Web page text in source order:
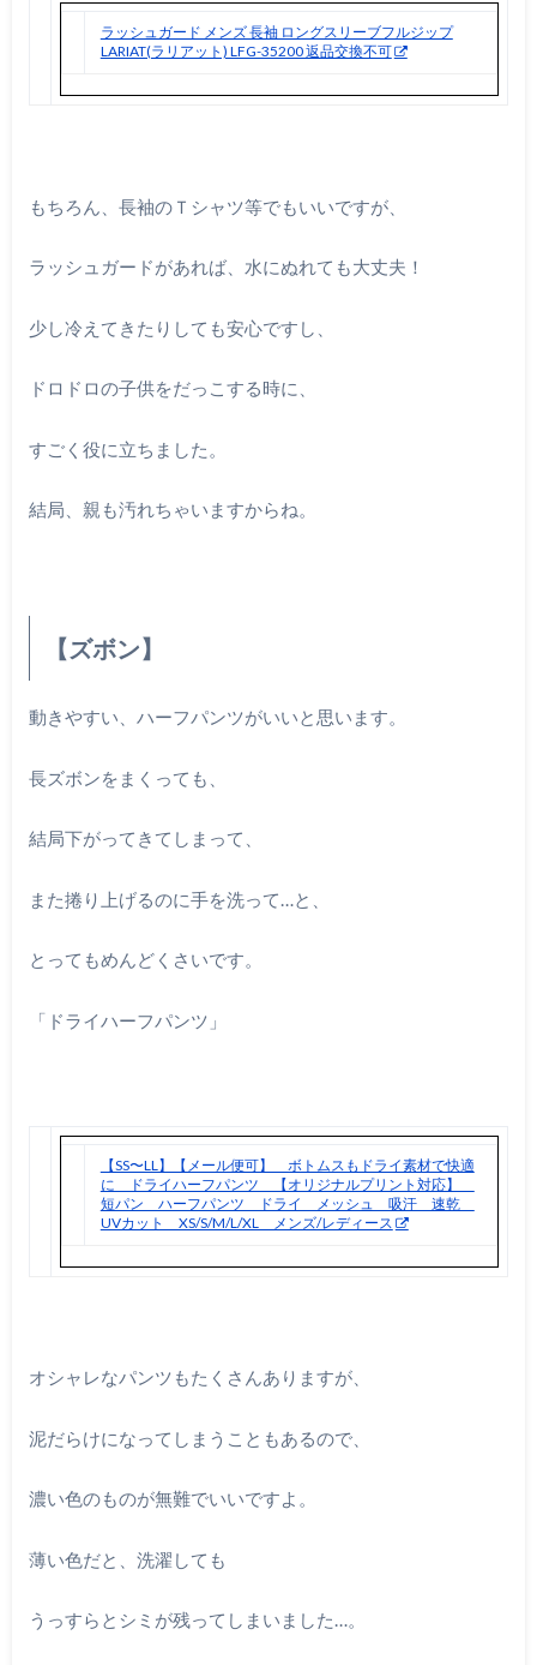
ラッシュガード メンズ 長袖 ロングスリーブフルジップ
LARIAT(ラリアット) LFG-35200 返品交換不可
もちろん、長袖のＴシャツ等でもいいですが、
ラッシュガードがあれば、水にぬれても大丈夫！
少し冷えてきたりしても安心ですし、
ドロドロの子供をだっこする時に、
すごく役に立ちました。
結局、親も汚れちゃいますからね。
【ズボン】
動きやすい、ハーフパンツがいいと思います。
長ズボンをまくっても、
結局下がってきてしまって、
また捲り上げるのに手を洗って…と、
とってもめんどくさいです。
「ドライハーフパンツ」
【SS〜LL】【メール便可】 ボトムスもドライ素材で快適
に ドライハーフパンツ 【オリジナルプリント対応】
短パン ハーフパンツ ドライ メッシュ 吸汗 速乾
UVカット XS/S/M/L/XL メンズ/レディース
オシャレなパンツもたくさんありますが、
泥だらけになってしまうこともあるので、
濃い色のものが無難でいいですよ。
薄い色だと、洗濯しても
うっすらとシミが残ってしまいました…。